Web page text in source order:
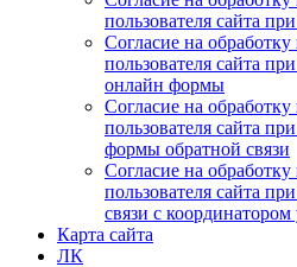
пользователя сайта
Согласие на
пользователя сайта
онлайн формы
Согласие на
пользователя сайта
формы обратной связи
Согласие на
пользователя сайта
связи с
Карта сайта
ЛК